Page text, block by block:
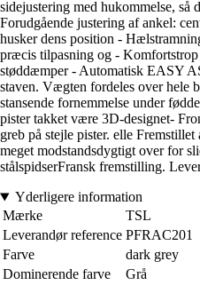
sidejustering med hukommelse, så
Forudgående justering af ankel:
husker dens position -
præcis tilpasning og -
støddæmper - Automatisk EASY
staven. Vægten fordeles over hele
stansende fornemmelse under
pister takket være 3D-designet-
greb på stejle pister. elle
meget modstandsdygtigt over for
stålspidserFransk fremstilling.
Yderligere information
Mærke
TSL
Leverandør reference PFRAC201
Farve
dark grey
Dominerende farve
Grå